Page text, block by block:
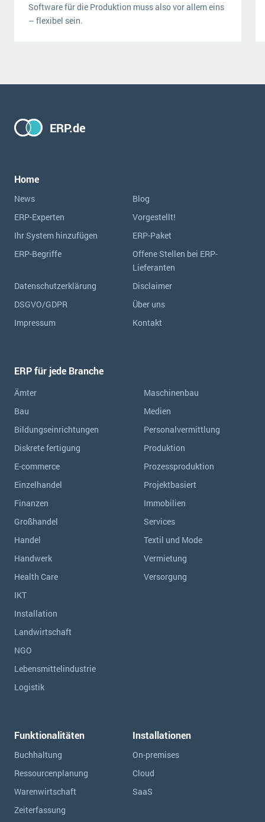
Software für die Produktion muss also vor allem eins
– flexibel sein.
ERP.de
Home
News
Blog
ERP-Experten
Vorgestellt!
Ihr System hinzufügen
ERP-Paket
ERP-Begriffe
Offene Stellen bei ERP-
Lieferanten
Datenschutzerklärung
Disclaimer
DSGVO/GDPR
Über uns
Impressum
Kontakt
ERP für jede Branche
Ämter
Bau
Bildungseinrichtungen
Diskrete fertigung
E-commerce
Einzelhandel
Finanzen
Großhandel
Handel
Handwerk
Health Care
IKT
Installation
Landwirtschaft
NGO
Lebensmittelindustrie
Logistik
Maschinenbau
Medien
Personalvermittlung
Produktion
Prozessproduktion
Projektbasiert
Immobilien
Services
Textil und Mode
Vermietung
Versorgung
Funktionalitäten
Buchhaltung
Ressourcen­planung
Warenwirtschaft
Zeiterfassung
Installationen
On-premises
Cloud
SaaS